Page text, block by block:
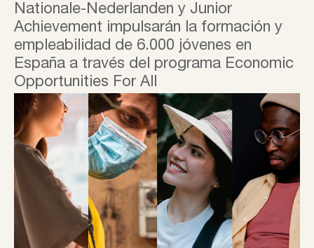
Nationale-Nederlanden y Junior
Achievement impulsarán la formación y
empleabilidad de 6.000 jóvenes en
España a través del programa Economic
Opportunities For All